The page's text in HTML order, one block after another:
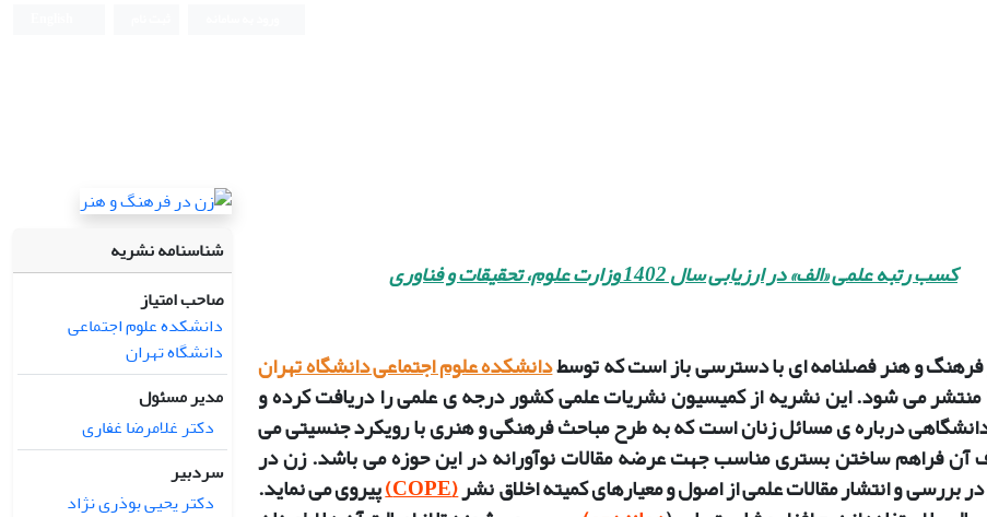
کسب رتبه علمی «الف» در ارزیابی سال 1402 وزارت علوم، تحقیقات و فناوری
و هنر فصلنامه ای با دسترسی باز است که توسطدانشکده علوم اجتماعی دانشگاه تهران
از سال ۱۳۸۸ منتشر می شود. این نشریه از کمیسیون نشریات علمی کشور درجه ی علمی را دریافت کرده و
درباره ی مسائل زنان است که به طرح مباحث فرهنگی و هنری با رویکرد جنسیتی می
آن فراهم ساختن بستری مناسب جهت عرضه مقالات نوآورانه در این حوزه می باشد. زن در
در بررسی و انتشار مقالات علمی از اصول و معیارهای کمیته اخلاق نشر(COPE) پیروی می ­نماید.
شناسنامه نشریه
صاحب امتیاز
دانشکده علوم اجتماعی
دانشگاه تهران
مدیر مسئول
دکتر غلامرضا غفاری
سردبیر
دکتر یحیی بوذری نژاد